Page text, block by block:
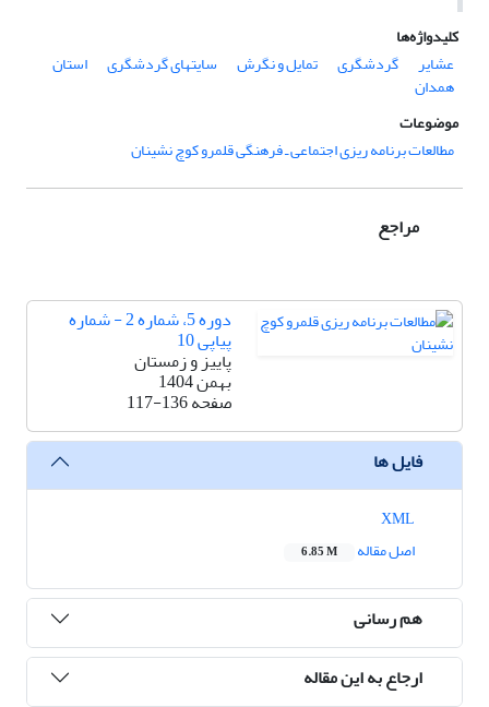
کلیدواژه‌ها
عشایر
گردشگری تمایل و نگرش سایتهای گردشگری استان
همدان
موضوعات
مطالعات برنامه ریزی اجتماعی ـ فرهنگی قلمرو کوچ نشینان
مراجع
دوره 5، شماره 2 - شماره
پیاپی 10
پاییز و زمستان
بهمن 1404
صفحه117-136
فایل ها
اصل مقاله
6.85 M
هم رسانی
ارجاع به این مقاله